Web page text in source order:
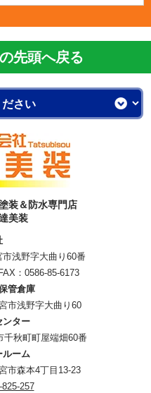
先頭へ戻る
装＆防水専門店
美装
浅野字大曲り60番
：0586-85-6173
管倉庫
市浅野字大曲り60
ンター
千秋町町屋端畑60番
ルーム
市森本4丁目13-23
825-257